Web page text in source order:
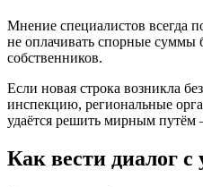
Мнение специалистов всегда
не оплачивать спорные суммы
собственников.
Если новая строка возникла
инспекцию, региональные
удаётся решить мирным путём
Как вести диалог